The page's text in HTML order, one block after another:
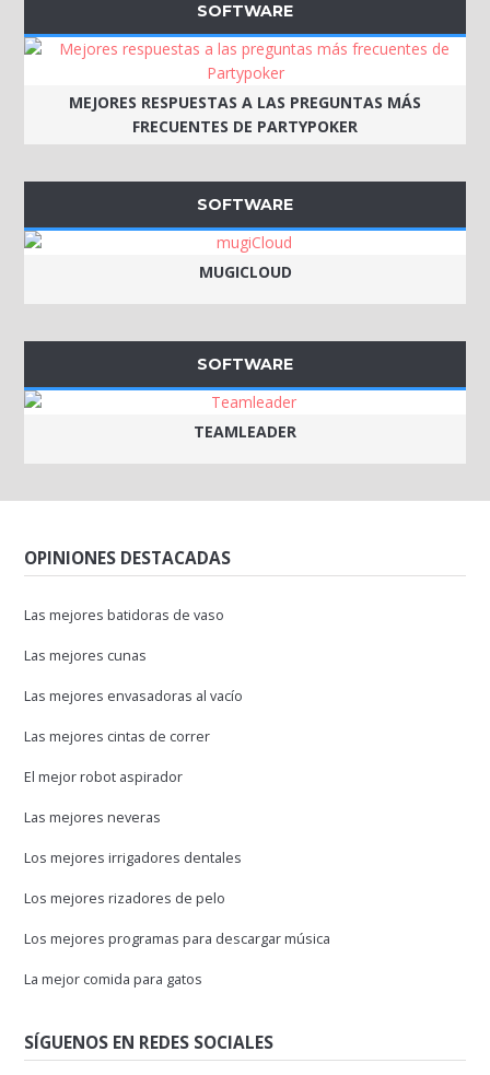
SOFTWARE
MEJORES RESPUESTAS A LAS PREGUNTAS MÁS
FRECUENTES DE PARTYPOKER
SOFTWARE
MUGICLOUD
SOFTWARE
TEAMLEADER
OPINIONES DESTACADAS
Las mejores batidoras de vaso
Las mejores cunas
Las mejores envasadoras al vacío
Las mejores cintas de correr
El mejor robot aspirador
Las mejores neveras
Los mejores irrigadores dentales
Los mejores rizadores de pelo
Los mejores programas para descargar música
La mejor comida para gatos
SÍGUENOS EN REDES SOCIALES